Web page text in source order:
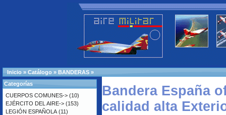
Inicio » Catálogo » BANDERAS »
Bandera España
calidad alta
Categorías
CUERPOS COMUNES-> (10)
EJÉRCITO DEL AIRE-> (153)
LEGIÓN ESPAÑOLA (11)